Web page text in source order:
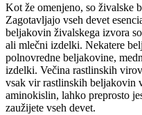
Kot že omenjeno, so živalske
Zagotavljajo vseh devet
beljakovin živalskega izvora
ali mlečni izdelki. Nekatere
polnovredne beljakovine,
izdelki. Večina rastlinskih
vsak vir rastlinskih beljakovin
aminokislin, lahko preprosto
zaužijete vseh devet.